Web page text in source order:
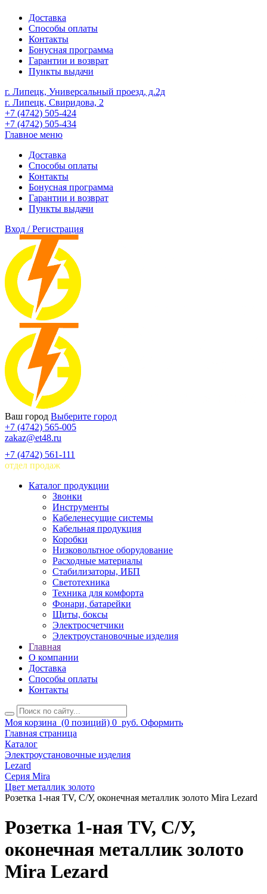
Доставка
Способы оплаты
Контакты
Бонусная программа
Гарантии и возврат
Пункты выдачи
г. Липецк, Универсальный проезд, д.2д
г. Липецк, Свиридова, 2
+7 (4742) 505-424
+7 (4742) 505-434
Главное меню
Доставка
Способы оплаты
Контакты
Бонусная программа
Гарантии и возврат
Пункты выдачи
Вход / Регистрация
Ваш город Выберите город
+7 (4742) 565-005
zakaz@et48.ru
+7 (4742) 561-111
отдел продаж
Каталог продукции
Звонки
Инструменты
Кабеленесущие системы
Кабельная продукция
Коробки
Низковольтное оборудование
Расходные материалы
Стабилизаторы, ИБП
Светотехника
Техника для комфорта
Фонари, батарейки
Щиты, боксы
Электросчетчики
Электроустановочные изделия
Главная
О компании
Доставка
Способы оплаты
Контакты
Моя корзина (0 позиций) 0 руб. Оформить
Главная страница
Каталог
Электроустановочные изделия
Lezard
Серия Mira
Цвет металлик золото
Розетка 1-ная TV, С/У, оконечная металлик золото Mira Lezard
Розетка 1-ная TV, С/У,
оконечная металлик золото
Mira Lezard